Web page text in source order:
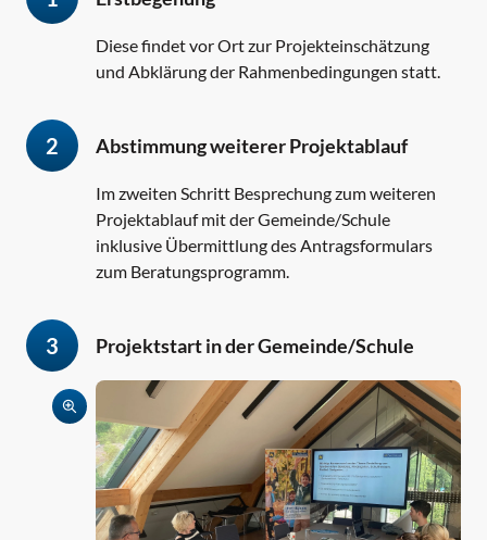
Diese findet vor Ort zur Projekteinschätzung
und Abklärung der Rahmenbedingungen statt.
2 Abstimmung weiterer Projektablauf
Im zweiten Schritt Besprechung zum weiteren
Projektablauf mit der Gemeinde/Schule
inklusive Übermittlung des Antragsformulars
zum Beratungsprogramm.
3 Projektstart in der Gemeinde/Schule